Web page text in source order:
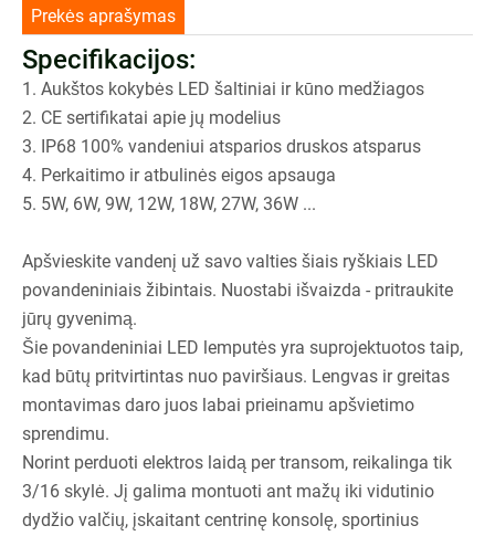
Prekės aprašymas
Specifikacijos:
1. Aukštos kokybės LED šaltiniai ir kūno medžiagos
2. CE sertifikatai apie jų modelius
3. IP68 100% vandeniui atsparios druskos atsparus
4. Perkaitimo ir atbulinės eigos apsauga
5. 5W, 6W, 9W, 12W, 18W, 27W, 36W ...
Apšvieskite vandenį už savo valties šiais ryškiais LED
povandeniniais žibintais. Nuostabi išvaizda - pritraukite
jūrų gyvenimą.
Šie povandeniniai LED lemputės yra suprojektuotos taip,
kad būtų pritvirtintas nuo paviršiaus. Lengvas ir greitas
montavimas daro juos labai prieinamu apšvietimo
sprendimu.
Norint perduoti elektros laidą per transom, reikalinga tik
3/16 skylė. Jį galima montuoti ant mažų iki vidutinio
dydžio valčių, įskaitant centrinę konsolę, sportinius